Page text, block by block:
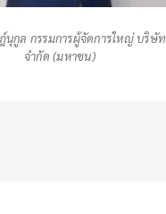
กูล กรรมการผู้จัดการใหญ่ บริษัท
จำกัด (มหาชน)